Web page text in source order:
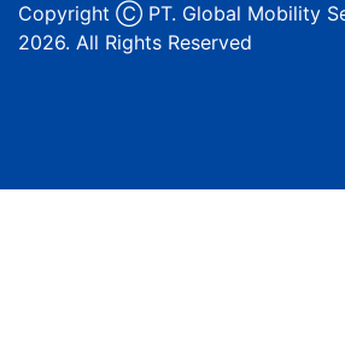
Copyright Ⓒ PT. Global Mobility
2026. All Rights Reserved